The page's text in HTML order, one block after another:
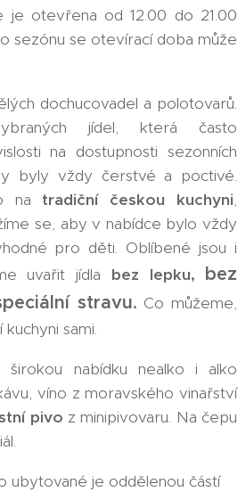
je otevřena od 12.00 do 21.00
sezónu se otevírací doba může
dochucovadel a polotovarů.
jídel, která často
na dostupnosti sezonních
byly vždy čerstvé a poctivé.
na tradiční českou kuchyni,
se, aby v nabídce bylo vždy
pro děti. Oblíbené jsou i
uvařit jídla
bez lepku, bez
stravu. Co můžeme,
sami.
širokou nabídku nealko i alko
víno z moravského vinařství
pivo z minipivovaru. Na čepu
ubytované je oddělenou částí